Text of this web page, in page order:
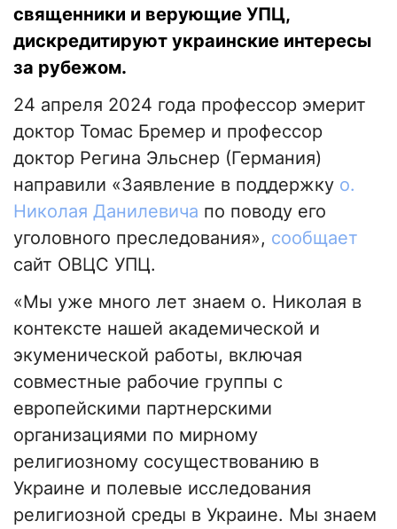
священники и верующие УПЦ,
дискредитируют украинские интересы
за рубежом.
24 апреля 2024 года профессор эмерит
доктор Томас Бремер и профессор
доктор Регина Эльснер (Германия)
направили «Заявление в поддержку о.
Николая Данилевича по поводу его
уголовного преследования», сообщает
сайт ОВЦС УПЦ.
«Мы уже много лет знаем о. Николая в
контексте нашей академической и
экуменической работы, включая
совместные рабочие группы с
европейскими партнерскими
организациями по мирному
религиозному сосуществованию в
Украине и полевые исследования
религиозной среды в Украине. Мы знаем